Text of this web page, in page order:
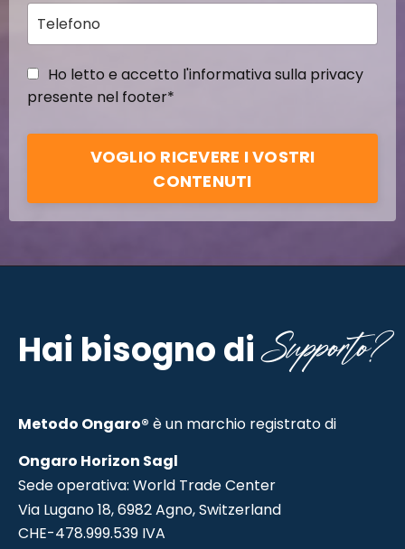
Ho letto e accetto l'informativa sulla privacy
presente nel footer*
VOGLIO RICEVERE I VOSTRI
CONTENUTI
Hai bisogno diSupporto?
Metodo Ongaro® è un marchio registrato di
Ongaro Horizon Sagl
Sede operativa: World Trade Center
Via Lugano 18, 6982 Agno, Switzerland
CHE-478.999.539 IVA